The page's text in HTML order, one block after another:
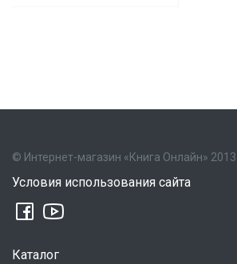
© Интернет-магазин «Книга Онлайн»
Условия использования сайта
Каталог